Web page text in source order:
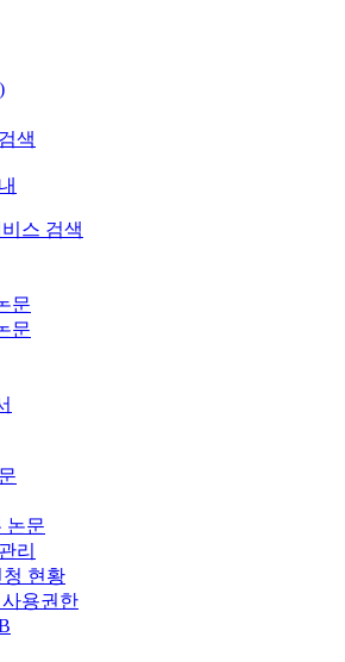
색
스 검색
문
문
논문
리
청 현황
용권한